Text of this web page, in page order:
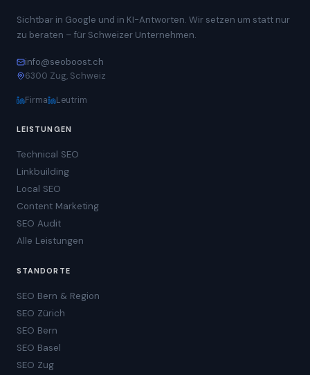
Sichtbar in Google und in KI-Antworten. Wir setzen um statt nur
zu beraten – für Schweizer Unternehmen.
info@seoboost.ch
6300 Zug, Schweiz
Firma Leutrim
LEISTUNGEN
Technical SEO
Linkbuilding
Local SEO
Content Marketing
SEO Audit
Alle Leistungen
STANDORTE
SEO Bern & Region
SEO Zürich
SEO Bern
SEO Basel
SEO Zug